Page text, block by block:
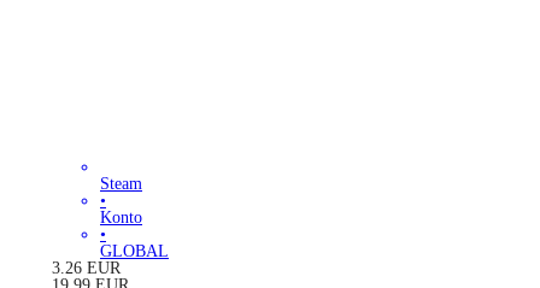
Steam
•
Konto
•
GLOBAL
3.26 EUR